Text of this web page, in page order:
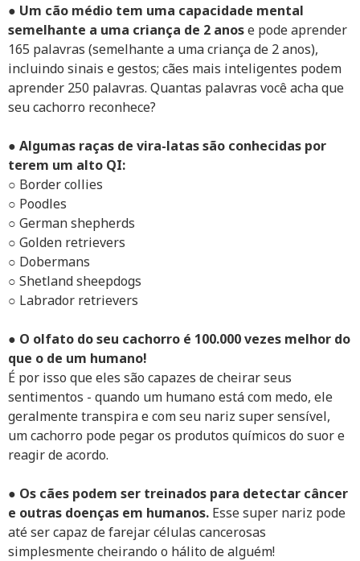
● Um cão médio tem uma capacidade mental
semelhante a uma criança de 2 anose pode aprender
165 palavras (semelhante a uma criança de 2 anos),
incluindo sinais e gestos; cães mais inteligentes podem
aprender 250 palavras. Quantas palavras você acha que
seu cachorro reconhece?
● Algumas raças de vira-latas são conhecidas por
terem um alto QI:
○ Border collies
○ Poodles
○ German shepherds
○ Golden retrievers
○ Dobermans
○ Shetland sheepdogs
○ Labrador retrievers
● O olfato do seu cachorro é 100.000 vezes melhor do
que o de um humano!
É por isso que eles são capazes de cheirar seus
sentimentos - quando um humano está com medo, ele
geralmente transpira e com seu nariz super sensível,
um cachorro pode pegar os produtos químicos do suor e
reagir de acordo.
● Os cães podem ser treinados para detectar câncer
e outras doenças em humanos. Esse super nariz pode
até ser capaz de farejar células cancerosas
simplesmente cheirando o hálito de alguém!